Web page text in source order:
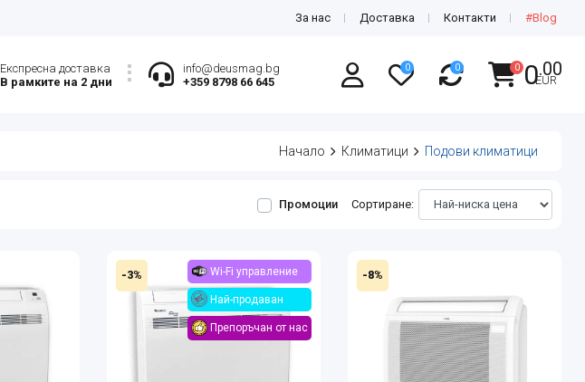
За нас Доставка Контакти #Blog
Експресна доставка
В рамките на 2 дни
info@deusmag.bg
+359 8798 66 645
0 0 0 0.00
EUR
Начало Климатици Подови климатици
Промоции Сортиране:
-3% Wi-Fi управление
Най-продаван
Препоръчан от нас
-8%